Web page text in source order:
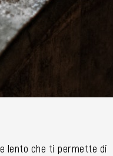
lento che ti permette di